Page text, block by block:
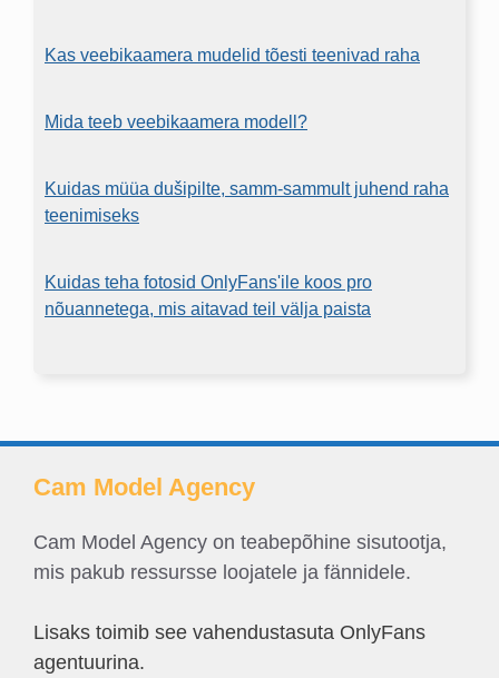
Kas veebikaamera mudelid tõesti teenivad raha
Mida teeb veebikaamera modell?
Kuidas müüa dušipilte, samm-sammult juhend raha
teenimiseks
Kuidas teha fotosid OnlyFans'ile koos pro
nõuannetega, mis aitavad teil välja paista
Cam Model Agency
Cam Model Agency on teabepõhine sisutootja,
mis pakub ressursse loojatele ja fännidele.
Lisaks toimib see vahendustasuta OnlyFans
agentuurina.